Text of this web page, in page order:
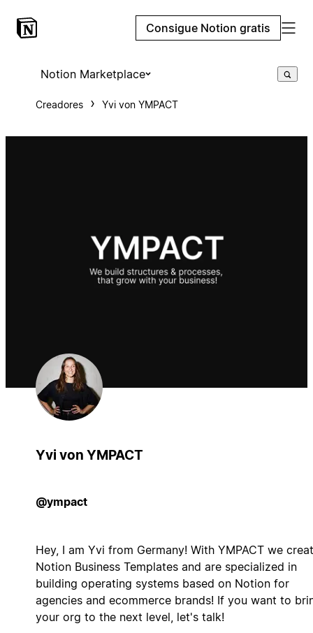
Consigue Notion gratis
Notion Marketplace
Creadores Yvi von YMPACT
Yvi von YMPACT
@ympact
Hey, I am Yvi from Germany! With YMPACT we
Notion Business Templates and are specialized in
building operating systems based on Notion for
agencies and ecommerce brands! If you want to
your org to the next level, let's talk!